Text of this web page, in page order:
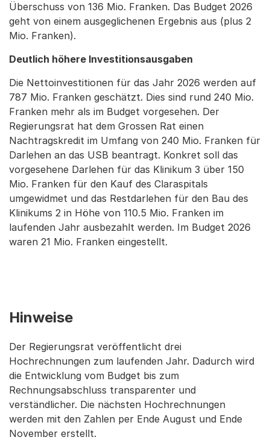
Überschuss von 136 Mio. Franken. Das Budget 2026
geht von einem ausgeglichenen Ergebnis aus (plus 2
Mio. Franken).
Deutlich höhere Investitionsausgaben
Die Nettoinvestitionen für das Jahr 2026 werden auf
787 Mio. Franken geschätzt. Dies sind rund 240 Mio.
Franken mehr als im Budget vorgesehen. Der
Regierungsrat hat dem Grossen Rat einen
Nachtragskredit im Umfang von 240 Mio. Franken für
Darlehen an das USB beantragt. Konkret soll das
vorgesehene Darlehen für das Klinikum 3 über 150
Mio. Franken für den Kauf des Claraspitals
umgewidmet und das Restdarlehen für den Bau des
Klinikums 2 in Höhe von 110.5 Mio. Franken im
laufenden Jahr ausbezahlt werden. Im Budget 2026
waren 21 Mio. Franken eingestellt.
Hinweise
Der Regierungsrat veröffentlicht drei
Hochrechnungen zum laufenden Jahr. Dadurch wird
die Entwicklung vom Budget bis zum
Rechnungsabschluss transparenter und
verständlicher. Die nächsten Hochrechnungen
werden mit den Zahlen per Ende August und Ende
November erstellt.